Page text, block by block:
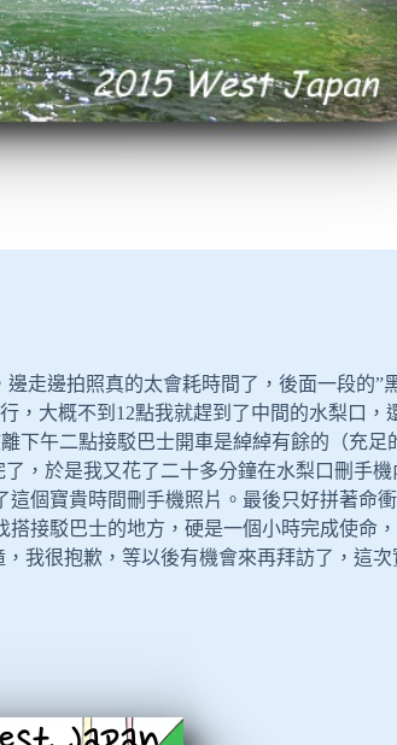
走邊拍照真的太會耗時間了，後面一段的”
，大概不到12點我就趕到了中間的水梨口，
下午二點接駁巴士開車是綽綽有餘的（充足
，於是我又花了二十多分鐘在水梨口刪手機
個寶貴時間刪手機照片。最後只好拼著命衝
接駁巴士的地方，硬是一個小時完成使命
我很抱歉，等以後有機會來再拜訪了，這次